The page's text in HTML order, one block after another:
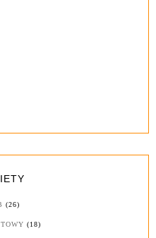
(26)
(18)